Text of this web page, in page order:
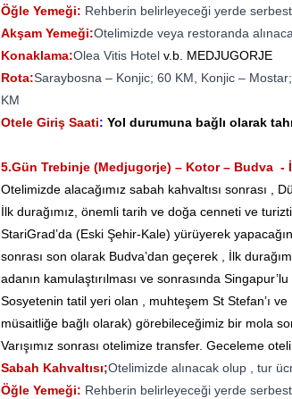
Öğle Yemeği: Rehberin belirleyeceği yerde
Akşam Yemeği:Otelimizde veya restoranda
Konaklama:Olea Vitis Hotel v.b. MEDJUGORJE
Rota:Saraybosna – Konjic; 60 KM, Konjic –
KM
Otele Giriş Saati: Yol durumuna bağlı olarak
5.Gün Trebinje (Medjugorje) – Kotor – Budva -
Otelimizde alacağımız sabah kahvaltısı sonrası ,
İlk durağımız, önemli tarih ve doğa cenneti ve
StariGrad’da (Eski Şehir-Kale) yürüyerek
sonrası son olarak Budva’dan geçerek , İlk
adanın kamulaştırılması ve sonrasında
Sosyetenin tatil yeri olan , muhteşem St Stefan’ı
müsaitliğe bağlı olarak) görebileceğimiz bir mola
Varışımız sonrası otelimize transfer. Geceleme
Sabah Kahvaltısı;Otelimizde alınacak olup , tur
Öğle Yemeği: Rehberin belirleyeceği yerde